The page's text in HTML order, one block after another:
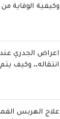
وكيفية الوقاية
اعراض الجدري
انتقاله.. وكيف